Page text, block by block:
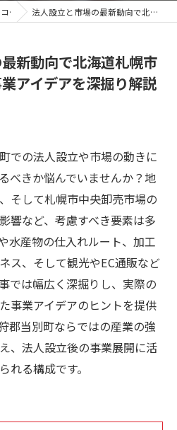
コラム 法人設立と市場の最新動向で北海道札幌市石狩郡当別町の事業アイデアを深掘り解説
新動向で北海道札幌市
アイデアを深掘り解説
での法人設立や市場の動きに
べきか悩んでいませんか？地
そして札幌市中央卸売市場の
響など、考慮すべき要素は多
水産物の仕入れルート、加工
ス、そして観光やEC通販など
では幅広く深掘りし、実際の
事業アイデアのヒントを提供
郡当別町ならではの産業の強
、法人設立後の事業展開に活
れる構成です。